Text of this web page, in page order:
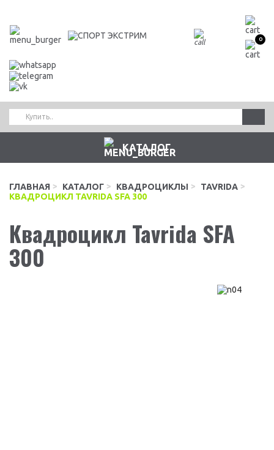
0
КАТАЛОГ
ГЛАВНАЯ КАТАЛОГ КВАДРОЦИКЛЫ
TAVRIDA
КВАДРОЦИКЛ TAVRIDA SFA 300
Квадроцикл Tavrida SFA
300